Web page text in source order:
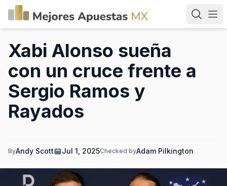
Xabi Alonso sueña
con un cruce frente a
Sergio Ramos y
Rayados
ByAndy Scott Jul 1, 2025Checked byAdam Pilkington